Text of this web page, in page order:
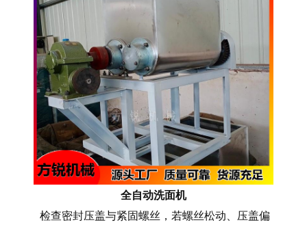
全自动洗面机
检查密封压盖与紧固螺丝，若螺丝松动、压盖偏